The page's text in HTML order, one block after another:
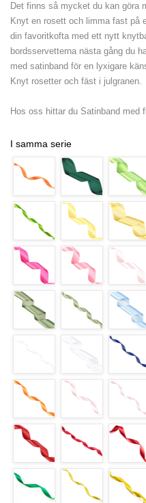
Det finns så mycket du kan göra
Knyt en rosett och limma fast på
din favoritkofta med ett nytt
bordsservetterna nästa gång du
med satinband för en lyxigare
Knyt rosetter och fäst i julgranen.
Hos oss hittar du Satinband med
I samma serie